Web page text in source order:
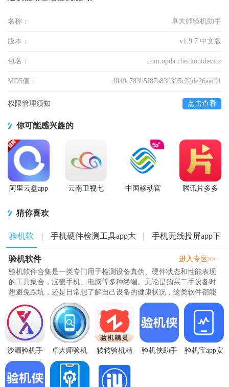
名称： 卓大师验机助手
版本： v1.9.7 中文版
包名： com.opda.checkoutdevice
MD5值： 4049c783b5f87a83d395c22de26aef91
权限管理须知 点击查看
你可能感兴趣的
阿里云盘app
云南卫视七
中国移动官
腾讯片多多
猜你喜欢
验机软
件
手机硬件检测工具app大 手机无线投屏app下
载
验机软件
验机软件合集是一类专门用于检测设备真伪、硬件状态和性能表现
的工具集合，涵盖手机、电脑等多种终端。无论是购买二手设备时
想避免踩坑，还是日常想了解自己设备的健康状况，这类软件都能
在几分钟内完成全面扫描，从..
进入专区>>
沙漏验机手
机版v3.0.1
手机版
卓大师验机
助手(手机验
机工
具)v1.9.7 中
转转验机精
v1.3.2 安卓
版
验机侠助手
验机宝app安